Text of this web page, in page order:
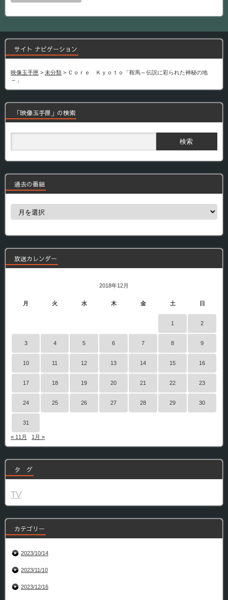
サイト ナビゲーション
映像玉手匣 > 未分類 > Ｃｏｒｅ Ｋｙｏｔｏ「鞍馬～伝説に彩られた神秘の地
～」
「映像玉手匣」の検索
過去の番組
過
組
放送カレンダー
2018年12月
月 火 水 木 金 土 日
1 2
3 4 5 6 7 8 9
10 11 12 13 14 15 16
17 18 19 20 21 22 23
24 25 26 27 28 29 30
31
« 11月 1月 »
タ グ
TV
カテゴリー
2023/10/14
2023/11/10
2023/12/16